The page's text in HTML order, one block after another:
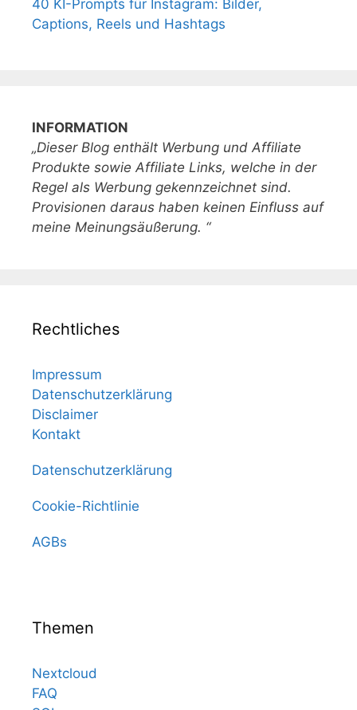
40 KI-Prompts für Instagram: Bilder,
Captions, Reels und Hashtags
INFORMATION
„Dieser Blog enthält Werbung und Affiliate
Produkte sowie Affiliate Links, welche in der
Regel als Werbung gekennzeichnet sind.
Provisionen daraus haben keinen Einfluss auf
meine Meinungsäußerung. “
Rechtliches
Impressum
Datenschutzerklärung
Disclaimer
Kontakt
Datenschutzerklärung
Cookie-Richtlinie
AGBs
Themen
Nextcloud
FAQ